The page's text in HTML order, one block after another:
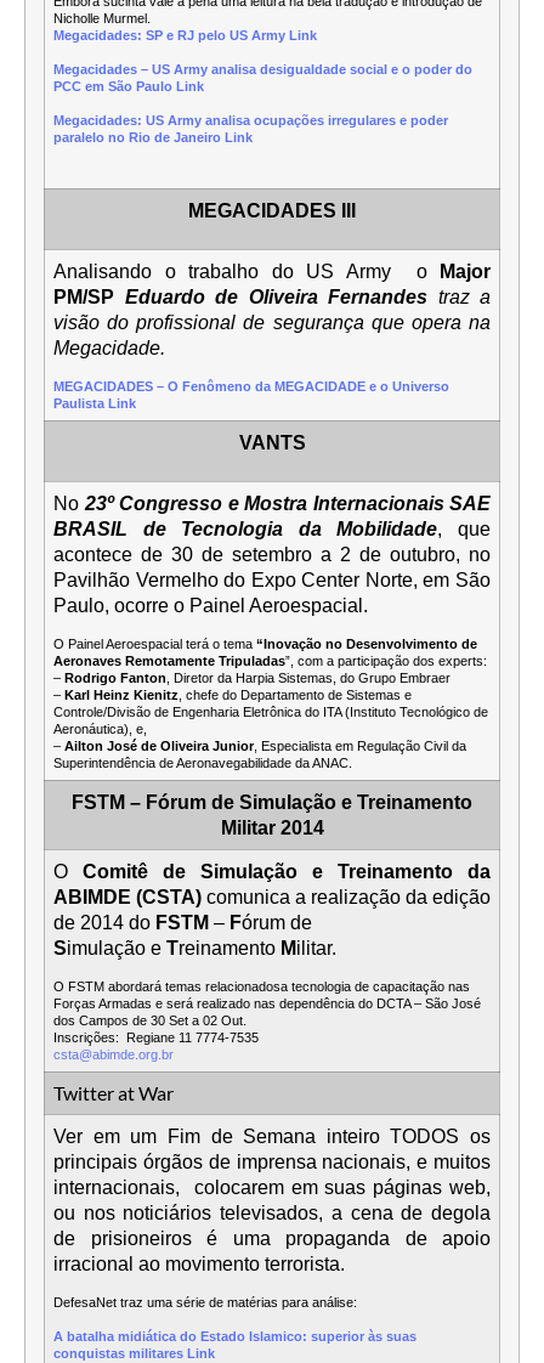
Nicholle Murmel.
Megacidades: SP e RJ pelo US Army Link
Megacidades – US Army analisa desigualdade social e o poder do
PCC em São Paulo Link
Megacidades: US Army analisa ocupações irregulares e poder
paralelo no Rio de Janeiro Link
MEGACIDADES III
Analisando o trabalho do US Army o
Major
PM/SP Eduardo de Oliveira Fernandes traz a
visão do profissional de segurança que opera na
Megacidade.
MEGACIDADES – O Fenômeno da MEGACIDADE e o Universo
Paulista Link
VANTS
No 23º Congresso e Mostra Internacionais SAE
BRASIL de Tecnologia da Mobilidade, que
acontece de 30 de setembro a 2 de outubro, no
Pavilhão Vermelho do Expo Center Norte, em São
Paulo, ocorre o Painel Aeroespacial.
O Painel Aeroespacial terá o tema “Inovação no Desenvolvimento de
Aeronaves Remotamente Tripuladas”, com a participação dos experts:
– Rodrigo Fanton , Diretor da Harpia Sistemas, do Grupo Embraer
– Karl Heinz Kienitz , chefe do Departamento de Sistemas e
Controle/Divisão de Engenharia Eletrônica do ITA (Instituto Tecnológico de
Aeronáutica), e,
– Ailton José de Oliveira Junior, Especialista em Regulação Civil da
Superintendência de Aeronavegabilidade da ANAC.
FSTM – Fórum de Simulação e Treinamento
Militar 2014
O Comitê de Simulação e Treinamento da
ABIMDE (CSTA) comunica a realização da edição
de 2014 do FSTM – Fórum de
Simulação e Treinamento Militar.
O FSTM abordará temas relacionadosa tecnologia de capacitação nas
Forças Armadas e será realizado nas dependência do DCTA – São José
dos Campos de 30 Set a 02 Out.
Inscrições: Regiane 11 7774-7535
csta@abimde.org.br
Twitter at War
Ver em um Fim de Semana inteiro TODOS os
principais órgãos de imprensa nacionais, e muitos
internacionais, colocarem em suas páginas web,
ou nos noticiários televisados, a cena de degola
de prisioneiros é uma propaganda de apoio
irracional ao movimento terrorista.
DefesaNet traz uma série de matérias para análise:
A batalha midiática do Estado Islamico: superior às suas
conquistas militares Link